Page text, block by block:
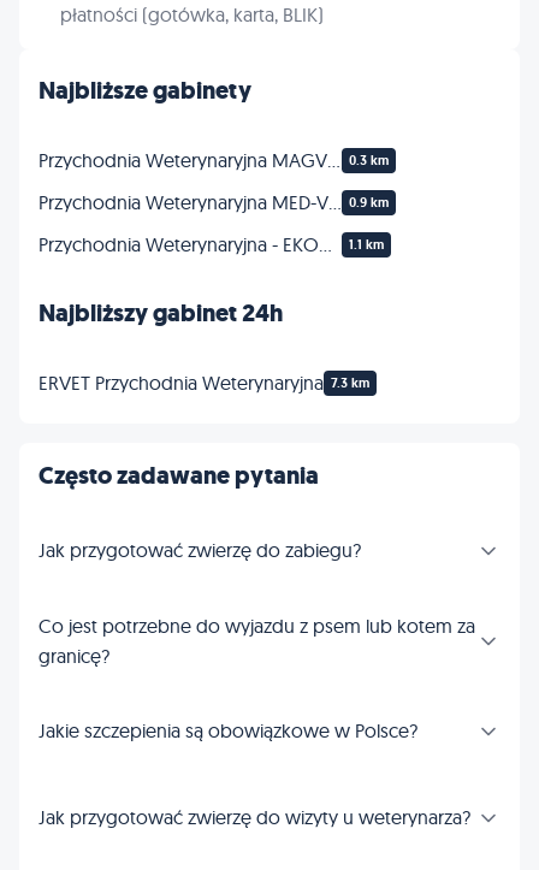
Najbliższe gabinety
0.3 km
0.9 km
1.1 km
Najbliższy gabinet 24h
ERVET Przychodnia Weterynaryjna 7.3 km
Często zadawane pytania
Jak przygotować zwierzę do zabiegu?
Co jest potrzebne do wyjazdu z psem lub kotem za
granicę?
Jakie szczepienia są obowiązkowe w Polsce?
Jak przygotować zwierzę do wizyty u weterynarza?
płatności (gotówka, karta, BLIK)